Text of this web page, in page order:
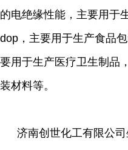
的电绝缘性能，主要用
dop，主要用于生产食
要用于生产医疗卫生制品
装材料等。
济南创世化工有限公